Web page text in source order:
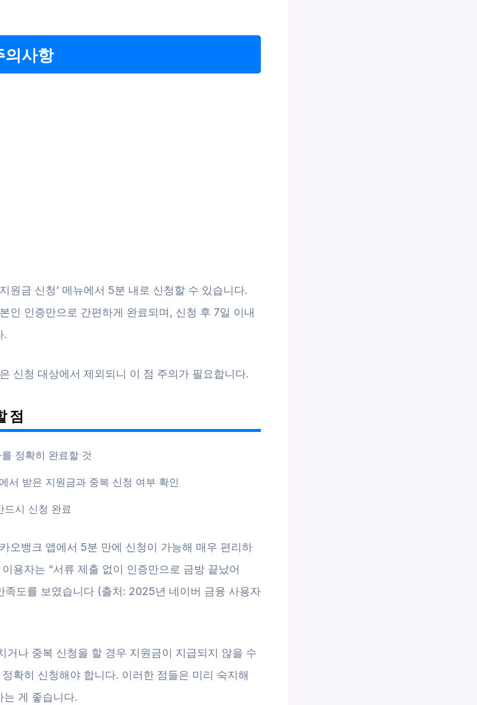
의사항
원금 신청’ 메뉴에서 5분 내로 신청할 수 있습니다.
인 인증만으로 간편하게 완료되며, 신청 후 7일 이내
.
신청 대상에서 제외되니 이 점 주의가 필요합니다.
점
정확히 완료할 것
서 받은 지원금과 중복 신청 여부 확인
드시 신청 완료
오뱅크 앱에서 5분 만에 신청이 가능해 매우 편리하
용자는 “서류 제출 없이 인증만으로 금방 끝났어
족도를 보였습니다 (출처: 2025년 네이버 금융 사용자
거나 중복 신청을 할 경우 지원금이 지급되지 않을 수
확히 신청해야 합니다. 이러한 점들은 미리 숙지해
게 좋습니다.